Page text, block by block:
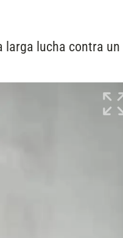
larga lucha contra un